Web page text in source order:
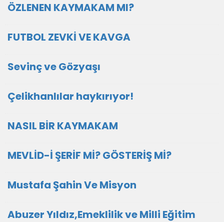
ÖZLENEN KAYMAKAM MI?
FUTBOL ZEVKİ VE KAVGA
Sevinç ve Gözyaşı
Çelikhanlılar haykırıyor!
NASIL BİR KAYMAKAM
MEVLİD-İ ŞERİF Mİ? GÖSTERİŞ Mİ?
Mustafa Şahin Ve Misyon
Abuzer Yıldız,Emeklilik ve Milli Eğitim